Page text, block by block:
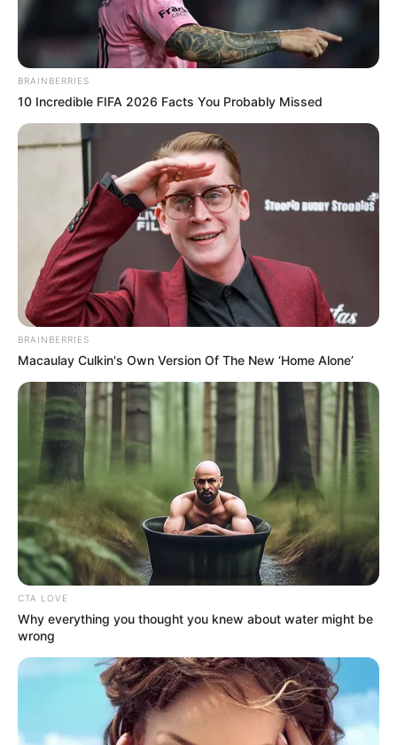
vestuario de la conductora. ¡Se
volvió una locura total!”,comentó
un usuario en redes.
El fenómeno de las redes
sociales en México
Este tipo de incidentes en la televisión abierta
mexicana siempre se vuelven una bomba viral y
el caso de la imagen “23.jpg” no fue la
excepción:
BRAINBERRIES
10 Incredible FIFA 2026 Facts You Probably Missed
BRAINBERRIES
Macaulay Culkin's Own Version Of The New ‘Home Alone’
CTA LOVE
Why everything you thought you knew about water might be
wrong